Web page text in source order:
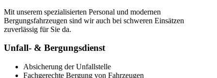
Mit unserem spezialisierten Personal und modernen
Bergungsfahrzeugen sind wir auch bei schweren Einsätzen
zuverlässig für Sie da.
Unfall- & Bergungsdienst
Absicherung der Unfallstelle
Fachgerechte Bergung von Fahrzeugen